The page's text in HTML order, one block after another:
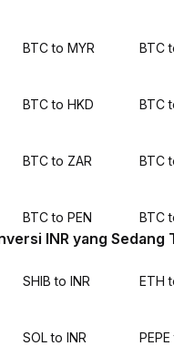
BTC to MYR BTC
BTC to HKD BTC
BTC to ZAR BTC
BTC to PEN BTC
INR yang Sedang
SHIB to INR ETH
SOL to INR